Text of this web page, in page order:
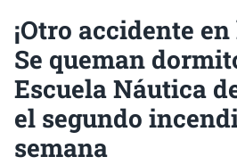
¡Otro accidente
Se queman
Escuela Náutica
el segundo
semana